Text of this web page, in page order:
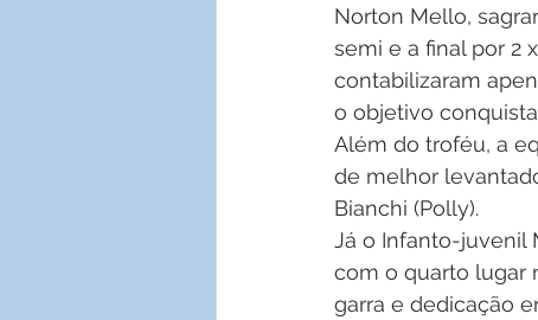
Norton Mello,
semi e a final por 2
contabilizaram
o objetivo
Além do troféu, a
de melhor
Bianchi (Polly).
Já o Infanto-juvenil
com o quarto lugar
garra e dedicação